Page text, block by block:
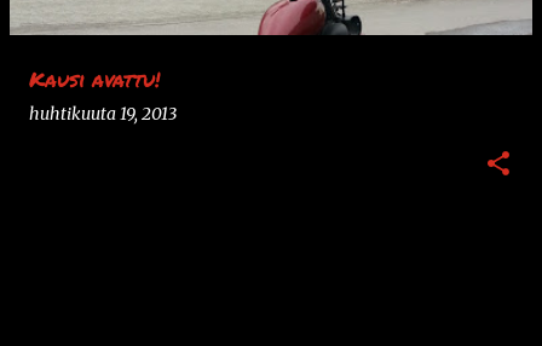
Kausi avattu!
huhtikuuta 19, 2013